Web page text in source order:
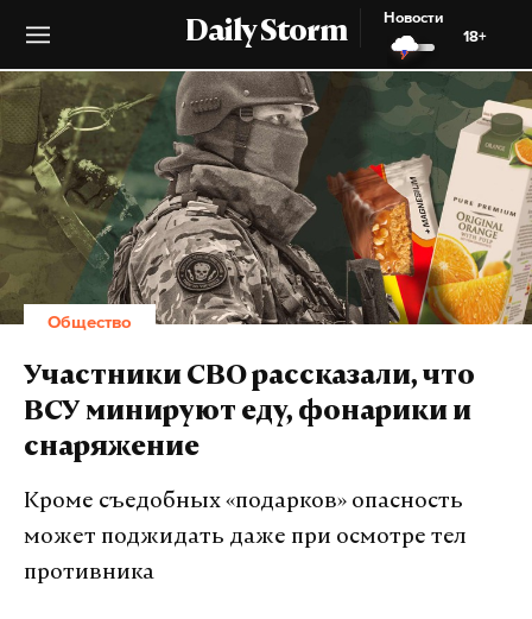
Daily Storm
Новости
18+
Общество
Участники СВО рассказали, что
ВСУ минируют еду, фонарики и
снаряжение
Кроме съедобных «подарков» опасность
может поджидать даже при осмотре тел
противника